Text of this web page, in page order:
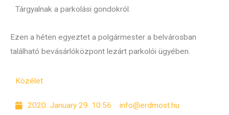
Tárgyalnak a parkolási gondokról.
Ezen a héten egyeztet a polgármester a belvárosban
található bevásárlóközpont lezárt parkolói ügyében.
Közélet
2020. January 29. 10:56 info@erdmost.hu